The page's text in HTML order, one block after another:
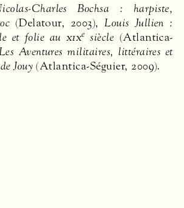
Charles Bochsa : harpiste,
(Delatour, 2003),Louis Jullien :
et folie au xixe siècle (Atlantica-
Aventures militaires, littéraires et
Jouy (Atlantica-Séguier, 2009).